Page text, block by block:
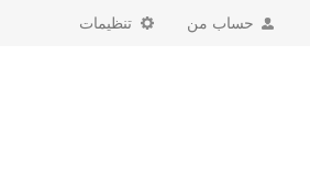
تنظیمات حساب من